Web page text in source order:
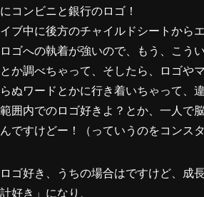
コンビニと銀行のロゴ！
ブ中に後方のチャイルドシートから
ゴへの執着が強いので、もう、こ
か調べちゃって、そしたら、ロゴ
ぬワードとかに行き着いちゃって、
囲内でのロゴ好きよ？とか、一人で
ですけどー！（っていうのをコンス
ゴ好き、うちの場合はですけど、成
好き」になり、